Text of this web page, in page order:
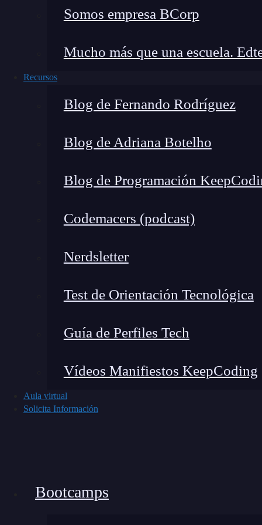
Somos empresa BCorp
Mucho más que una escuela.
Recursos
Blog de Fernando Rodríguez
Blog de Adriana Botelho
Blog de Programación
Codemacers (podcast)
Nerdsletter
Test de Orientación Tecnológica
Guía de Perfiles Tech
Vídeos Manifiestos KeepCoding
Aula virtual
Solicita Información
Bootcamps
A continuación te guío para que puedas
<dependency>